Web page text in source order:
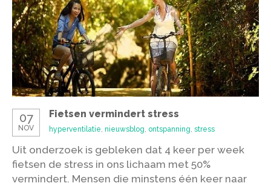
07
NOV
Fietsen vermindert stress
hyperventilatie, nieuwsblog, ontspanning, stress
Uit onderzoek is gebleken dat 4 keer per week
fietsen de stress in ons lichaam met 50%
vermindert. Mensen die minstens één keer naar